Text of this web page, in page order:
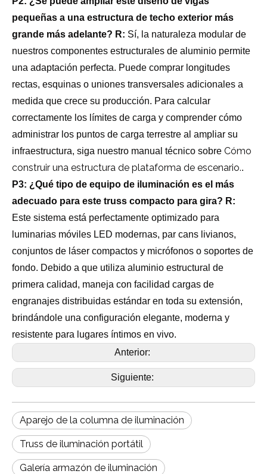
pequeñas a una estructura de techo exterior más
grande más adelante? R: Sí, la naturaleza modular de
nuestros componentes estructurales de aluminio permite
una adaptación perfecta. Puede comprar longitudes
rectas, esquinas o uniones transversales adicionales a
medida que crece su producción. Para calcular
correctamente los límites de carga y comprender cómo
administrar los puntos de carga terrestre al ampliar su
infraestructura, siga nuestro manual técnico sobre Cómo
construir una estructura de plataforma de escenario..
P3: ¿Qué tipo de equipo de iluminación es el más
adecuado para este truss compacto para gira? R:
Este sistema está perfectamente optimizado para
luminarias móviles LED modernas, par cans livianos,
conjuntos de láser compactos y micrófonos o soportes de
fondo. Debido a que utiliza aluminio estructural de
primera calidad, maneja con facilidad cargas de
engranajes distribuidas estándar en toda su extensión,
brindándole una configuración elegante, moderna y
resistente para lugares íntimos en vivo.
Anterior:
Siguiente:
Aparejo de la columna de iluminación
Truss de iluminación portátil
Galería armazón de iluminación